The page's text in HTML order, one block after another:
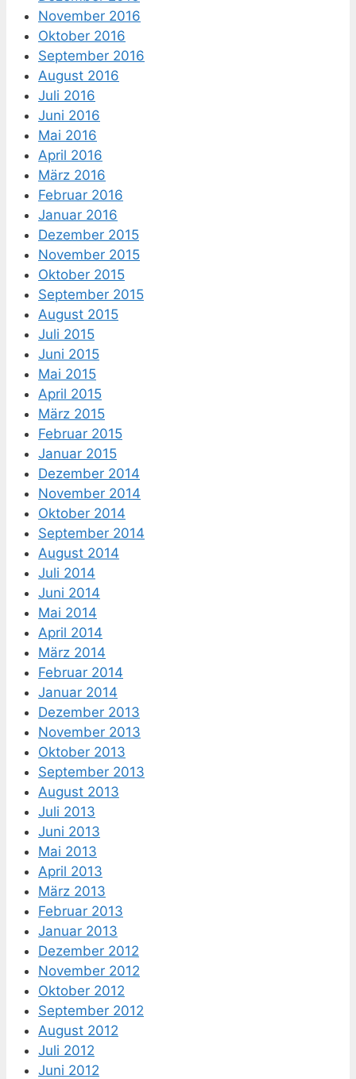
November 2016
Oktober 2016
September 2016
August 2016
Juli 2016
Juni 2016
Mai 2016
April 2016
März 2016
Februar 2016
Januar 2016
Dezember 2015
November 2015
Oktober 2015
September 2015
August 2015
Juli 2015
Juni 2015
Mai 2015
April 2015
März 2015
Februar 2015
Januar 2015
Dezember 2014
November 2014
Oktober 2014
September 2014
August 2014
Juli 2014
Juni 2014
Mai 2014
April 2014
März 2014
Februar 2014
Januar 2014
Dezember 2013
November 2013
Oktober 2013
September 2013
August 2013
Juli 2013
Juni 2013
Mai 2013
April 2013
März 2013
Februar 2013
Januar 2013
Dezember 2012
November 2012
Oktober 2012
September 2012
August 2012
Juli 2012
Juni 2012